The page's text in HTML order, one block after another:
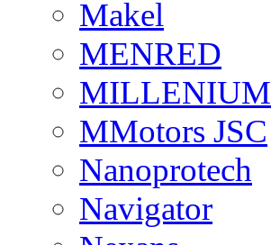
Makel
MENRED
MILLENIUM
MMotors JSC
Nanoprotech
Navigator